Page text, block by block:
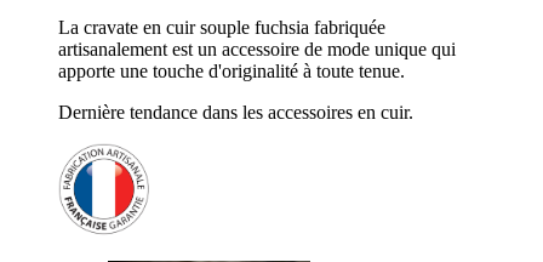
La cravate en cuir souple fuchsia fabriquée
artisanalement est un accessoire de mode unique qui
apporte une touche d'originalité à toute tenue.
Dernière tendance dans les accessoires en cuir.